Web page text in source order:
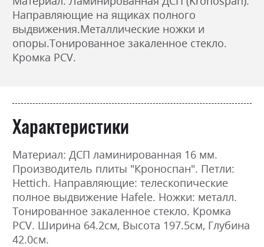
Направляющие на ящиках полного
выдвижения.Металлические ножки и
опоры.Тонированное закаленное стекло.
Кромка PCV.
Характеристики
Материал: ДСП ламинированная 16 мм.
Производитель плиты "Кроноспан". Петли:
Hettich. Направляющие: телескопические
полное выдвижение Hafele. Ножки: металл.
Тонированное закаленное стекло. Кромка
PCV. Ширина 64.2см, Высота 197.5см, Глубина
42.0см.